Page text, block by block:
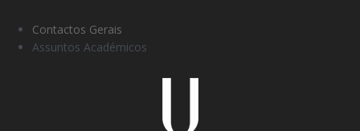
Contactos Gerais
Assuntos Académicos